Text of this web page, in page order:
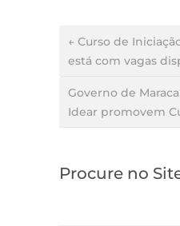
← Curso de
está com vagas
Governo de
Idear promovem
Procure no